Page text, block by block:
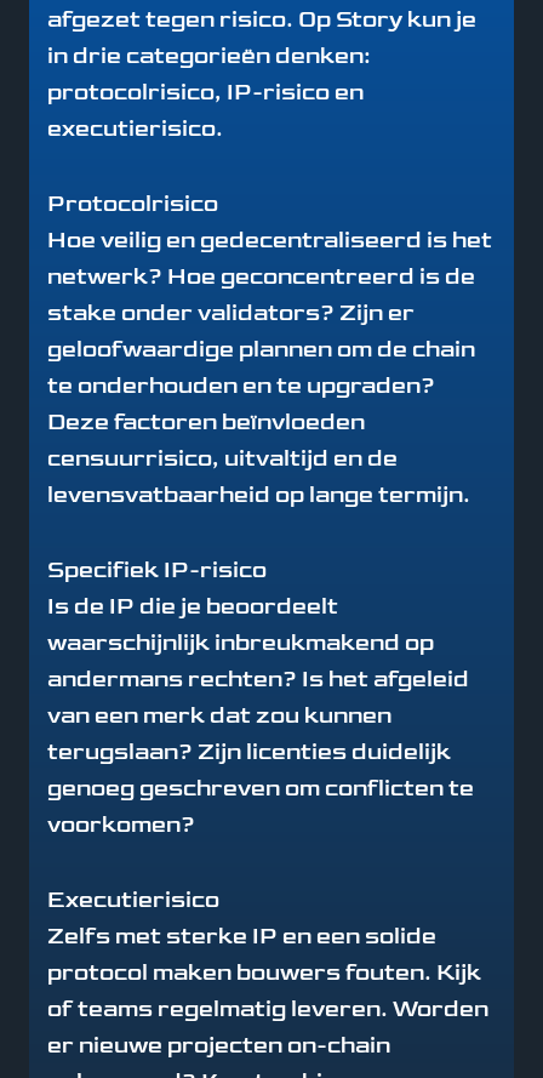
afgezet tegen risico. Op Story kun je
in drie categorieën denken:
protocolrisico, IP-risico en
executierisico.
Protocolrisico
Hoe veilig en gedecentraliseerd is het
netwerk? Hoe geconcentreerd is de
stake onder validators? Zijn er
geloofwaardige plannen om de chain
te onderhouden en te upgraden?
Deze factoren beïnvloeden
censuurrisico, uitvaltijd en de
levensvatbaarheid op lange termijn.
Specifiek IP-risico
Is de IP die je beoordeelt
waarschijnlijk inbreukmakend op
andermans rechten? Is het afgeleid
van een merk dat zou kunnen
terugslaan? Zijn licenties duidelijk
genoeg geschreven om conflicten te
voorkomen?
Executierisico
Zelfs met sterke IP en een solide
protocol maken bouwers fouten. Kijk
of teams regelmatig leveren. Worden
er nieuwe projecten on-chain